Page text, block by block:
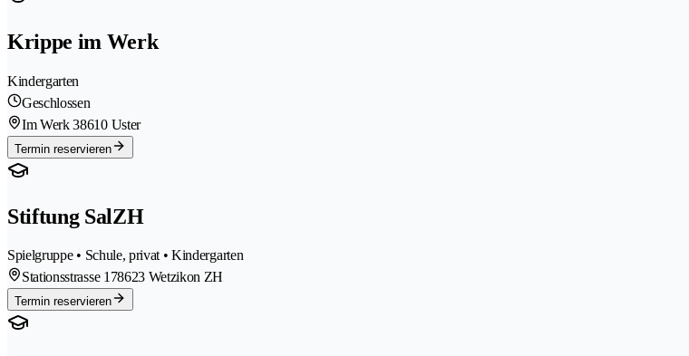
Krippe im Werk
Kindergarten
Geschlossen
Im Werk 38610 Uster
Termin reservieren
Stiftung SalZH
Spielgruppe • Schule, privat • Kindergarten
Stationsstrasse 178623 Wetzikon ZH
Termin reservieren